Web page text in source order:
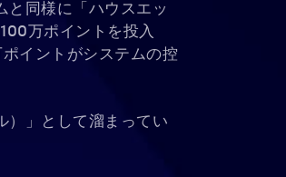
と同様に「ハウスエッ
万ポイントを投入
イントがシステムの控
）」として溜まってい